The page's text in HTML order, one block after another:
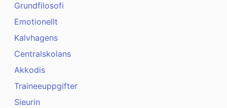
Grundfilosofi
Emotionellt
Kalvhagens
Centralskolans
Akkodis
Traineeuppgifter
Sieurin